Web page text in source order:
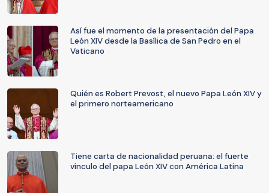
Así fue el momento de la presentación del Papa
León XIV desde la Basílica de San Pedro en el
Vaticano
Quién es Robert Prevost, el nuevo Papa León XIV y
el primero norteamericano
Tiene carta de nacionalidad peruana: el fuerte
vínculo del papa León XIV con América Latina